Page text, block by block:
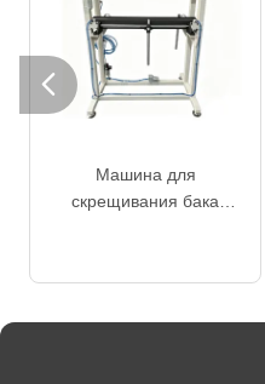
Машина для
скрещивания бака
сборки и ремонта
